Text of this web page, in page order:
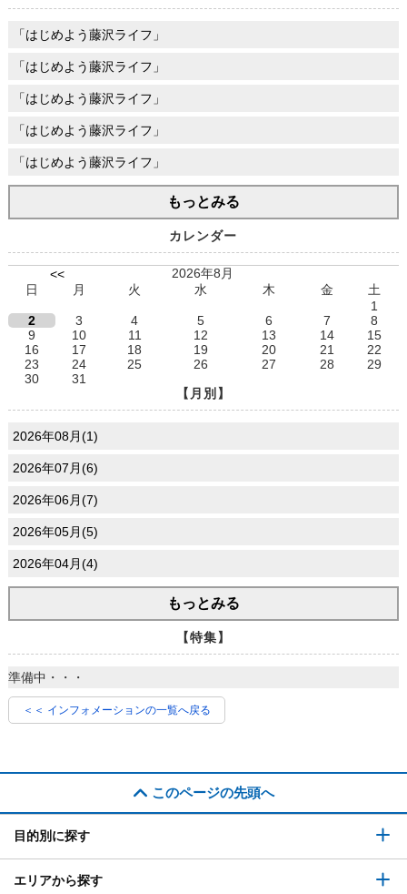
「はじめよう藤沢ライフ」
「はじめよう藤沢ライフ」
「はじめよう藤沢ライフ」
「はじめよう藤沢ライフ」
「はじめよう藤沢ライフ」
もっとみる
カレンダー
<<
2026年8月
日
月 火 水 木 金
土
1
2
3 4 5 6 7
8
9
10 11 12 13 14
15
16
17 18 19 20 21
22
23
24 25 26 27 28
29
30
31
【月別】
2026年08月(1)
2026年07月(6)
2026年06月(7)
2026年05月(5)
2026年04月(4)
もっとみる
【特集】
準備中・・・
＜＜ インフォメーションの一覧へ戻る
このページの先頭へ
目的別に探す
エリアから探す